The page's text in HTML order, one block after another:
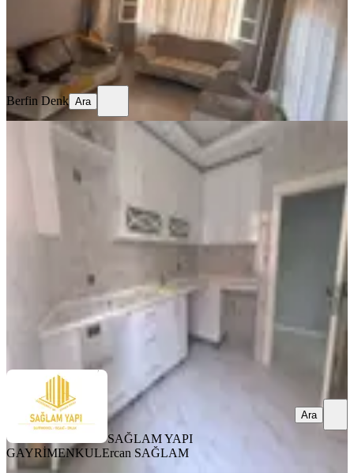
10.000 ₺
Berfin Denk
Ara
Berfin Denk Ara
Sağlam'dan Gürselpaşa'da 2+1
Kiralık Daire
130 m² ·Düz Giriş (Zemin)·
220.000 ₺
SAĞLAM YAPI GAYRİMENKUL
SAĞLAM YAPI
GAYRİMENKULErcan SAĞLAM
Ara